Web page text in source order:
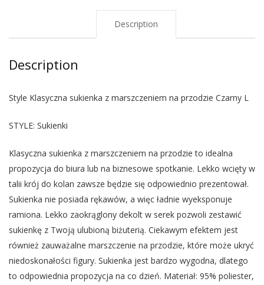
Description
Description
Style Klasyczna sukienka z marszczeniem na przodzie Czarny L
STYLE: Sukienki
Klasyczna sukienka z marszczeniem na przodzie to idealna
propozycja do biura lub na biznesowe spotkanie. Lekko wcięty w
talii krój do kolan zawsze będzie się odpowiednio prezentował.
Sukienka nie posiada rękawów, a więc ładnie wyeksponuje
ramiona. Lekko zaokrąglony dekolt w serek pozwoli zestawić
sukienkę z Twoją ulubioną biżuterią. Ciekawym efektem jest
również zauważalne marszczenie na przodzie, które może ukryć
niedoskonałości figury. Sukienka jest bardzo wygodna, dlatego
to odpowiednia propozycja na co dzień. Materiał: 95% poliester,